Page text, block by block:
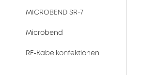
MICROBEND SR-7
Microbend
RF-Kabelkonfektionen